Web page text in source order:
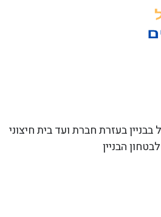
בעזרת חברת ועד בית חיצוני
הבניין